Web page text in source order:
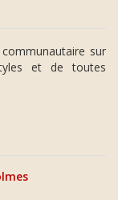
sur
et de toutes